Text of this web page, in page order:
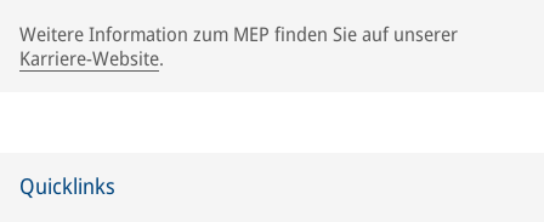
Weitere Information zum MEP finden Sie auf unserer
Karriere-Website.
Quicklinks